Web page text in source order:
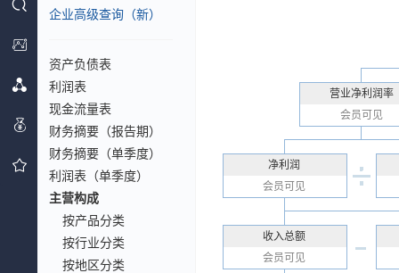
企业高级查询（新）
资产负债表
利润表
现金流量表
财务摘要（报告期）
财务摘要（单季度）
利润表（单季度）
主营构成
按产品分类
按行业分类
按地区分类
营业净利润率
会员可见
净利润
会员可见
收入总额
会员可见